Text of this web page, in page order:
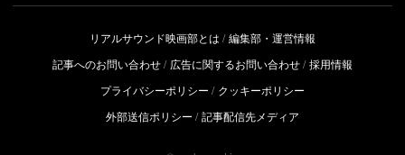
リアルサウンド映画部とは
編集部・運営情報
記事へのお問い合わせ
広告に関するお問い合わせ 採用情報
プライバシーポリシー
クッキーポリシー
外部送信ポリシー
記事配信先メディア